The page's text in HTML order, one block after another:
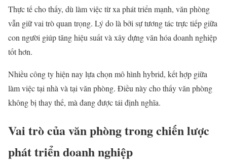
Thực tế cho thấy, dù làm việc từ xa phát triển mạnh, văn phòng
vẫn giữ vai trò quan trọng. Lý do là bởi sự tương tác trực tiếp giữa
con người giúp tăng hiệu suất và xây dựng văn hóa doanh nghiệp
tốt hơn.
Nhiều công ty hiện nay lựa chọn mô hình hybrid, kết hợp giữa
làm việc tại nhà và tại văn phòng. Điều này cho thấy văn phòng
không bị thay thế, mà đang được tái định nghĩa.
Vai trò của văn phòng trong chiến lược
phát triển doanh nghiệp